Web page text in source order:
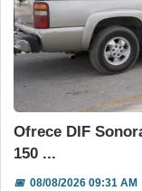
Ofrece DIF
150 ...
📅08/08/2026 09:31 AM